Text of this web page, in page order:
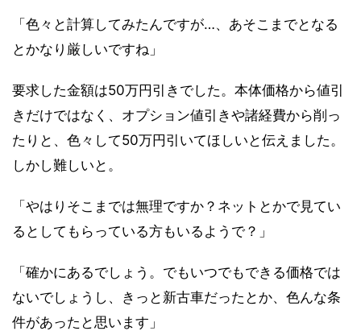
「色々と計算してみたんですが…、あそこまでとなる
とかなり厳しいですね」
要求した金額は50万円引きでした。本体価格から値引
きだけではなく、オプション値引きや諸経費から削っ
たりと、色々して50万円引いてほしいと伝えました。
しかし難しいと。
「やはりそこまでは無理ですか？ネットとかで見てい
るとしてもらっている方もいるようで？」
「確かにあるでしょう。でもいつでもできる価格では
ないでしょうし、きっと新古車だったとか、色んな条
件があったと思います」